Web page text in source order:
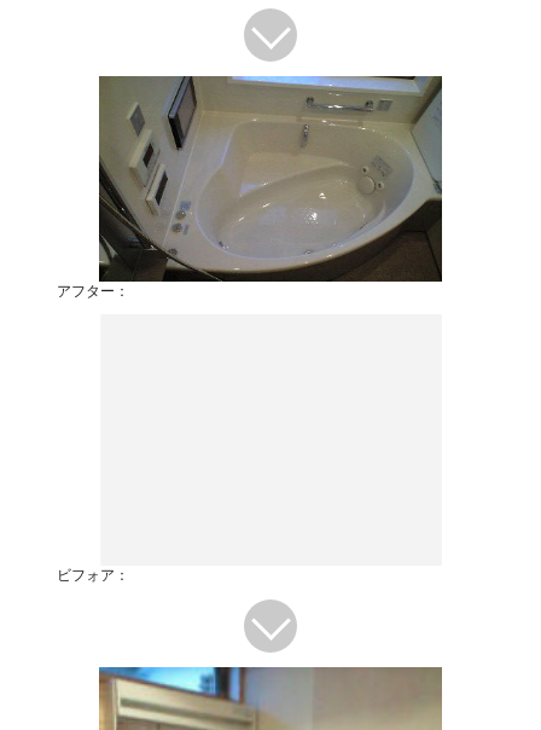
アフター：
ビフォア：